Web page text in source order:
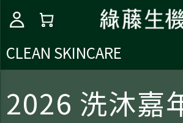
CLEAN SKINCARE
2026 洗沐嘉